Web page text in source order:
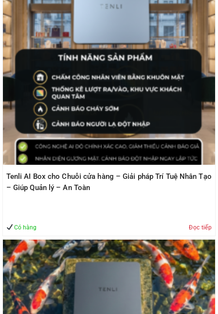
Tenli AI Box cho Chuỗi cửa hàng – Giải pháp Trí Tuệ Nhân Tạo
– Giúp Quản lý – An Toàn
Có hàng Đọc tiếp